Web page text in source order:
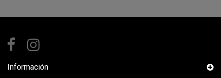
Información